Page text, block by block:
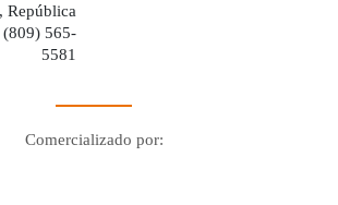
República
(809) 565-
5581
Comercializado por: